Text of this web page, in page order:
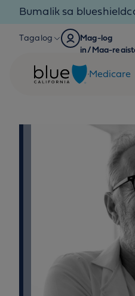
Skip to content
Bumalik sa
Tagalog
Mag-log
in/Mag-
Medicare